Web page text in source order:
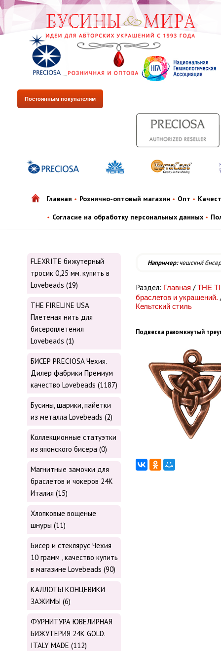
Постоянным покупателям
Главная Рознично-оптовый магазин Опт
Согласие на обработку персональных данных
FLEXRITE бижутерный
тросик 0,25 мм. купить в
Lovebeads (19)
THE FIRELINE USA
Плетеная нить для
бисероплетения
Lovebeads (1)
БИСЕР PRECIOSA Чехия.
Дилер фабрики Премиум
качество Lovebeads (1187)
Бусины, шарики, пайетки
из металла Lovebeads (2)
Коллекционные статуэтки
из японского бисера (0)
Магнитные замочки для
браслетов и чокеров 24К
Италия (15)
Хлопковые вощеные
шнуры (11)
Бисер и стеклярус Чехия
10 грамм , качество купить
в магазине Lovebeads (90)
КАЛЛОТЫ КОНЦЕВИКИ
ЗАЖИМЫ (6)
ФУРНИТУРА ЮВЕЛИРНАЯ
БИЖУТЕРИЯ 24К GOLD.
ITALY MADE (112)
Например:чешский бисер
Раздел: Главная /THE
браслетов и украшений.
Кельтский стиль
Подвеска разомкнутый